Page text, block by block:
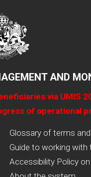
AND
via UMIS
of operational
Glossary of terms
Guide to working
Accessibility Policy